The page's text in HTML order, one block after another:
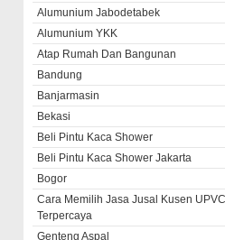
Alumunium Jabodetabek
Alumunium YKK
Atap Rumah Dan Bangunan
Bandung
Banjarmasin
Bekasi
Beli Pintu Kaca Shower
Beli Pintu Kaca Shower Jakarta
Bogor
Cara Memilih Jasa Jusal Kusen
Terpercaya
Genteng Aspal